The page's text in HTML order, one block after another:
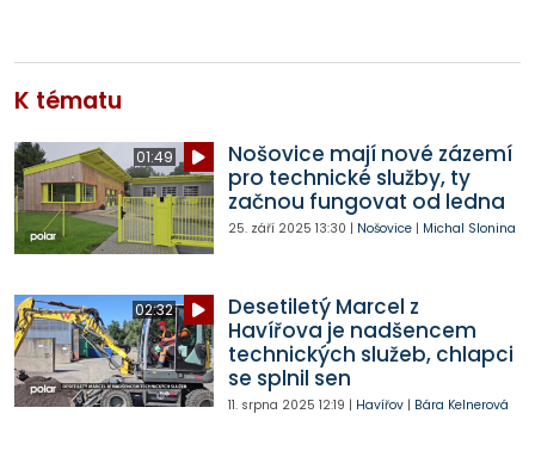
K tématu
01:49
Nošovice mají nové zázemí
pro technické služby, ty
začnou fungovat od ledna
25. září 2025 13:30 | Nošovice| Michal Slonina
02:32
Desetiletý Marcel z
Havířova je nadšencem
technických služeb, chlapci
se splnil sen
11. srpna 2025 12:19 | Havířov| Bára Kelnerová